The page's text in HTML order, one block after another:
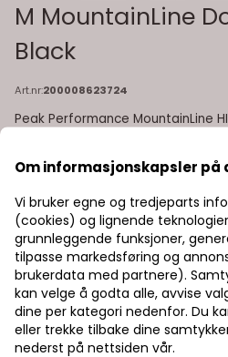
M MountainLine
Black
Art.nr:200008623724
Peak Performance MountainLine
Men er en førsteklasses
pustende 2-lags HIPE®-stoffet er
polstret med høykvalitets
Oppbevaring inkluderer
glidelåslukkinger på siden av
innsiden av jakken. Farge: black Egenskaper: perfekt til
Les mer
9.000,-
Velg størrelse
Legg i
Om informasjonskapsler
Vi bruker egne og tredjeparts
(cookies) og lignende
grunnleggende funksjoner,
tilpasse markedsføring og
brukerdata med partnere).
kan velge å godta alle, avvise
dine per kategori nedenfor. Du
eller trekke tilbake dine
nederst på nettsiden vår.